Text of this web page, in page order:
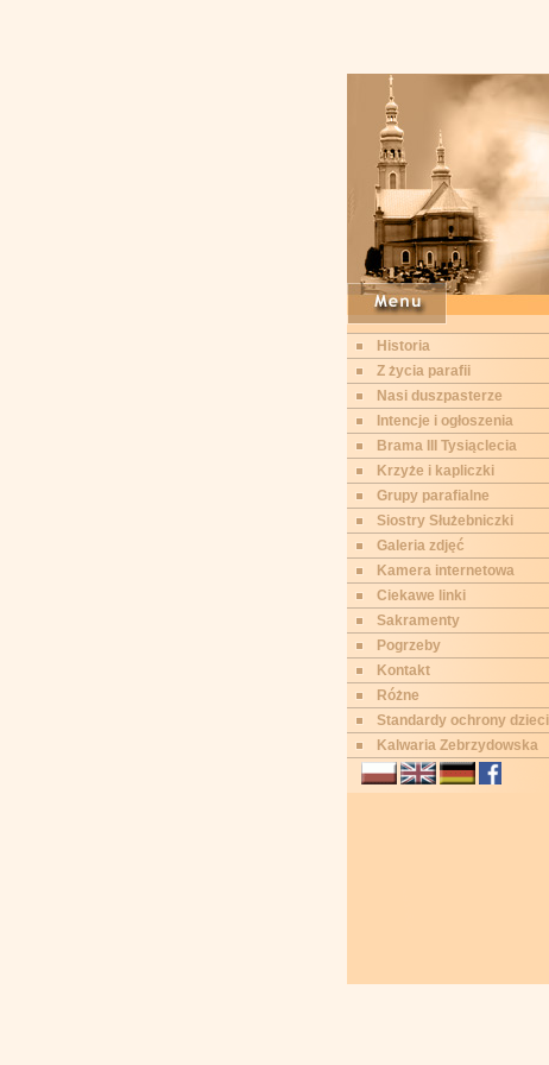
Historia
Z życia parafii
Nasi duszpasterze
Intencje i ogłoszenia
Brama III Tysiąclecia
Krzyże i kapliczki
Grupy parafialne
Siostry Służebniczki
Galeria zdjęć
Kamera internetowa
Ciekawe linki
Sakramenty
Pogrzeby
Kontakt
Różne
Standardy ochrony dzieci
Kalwaria Zebrzydowska